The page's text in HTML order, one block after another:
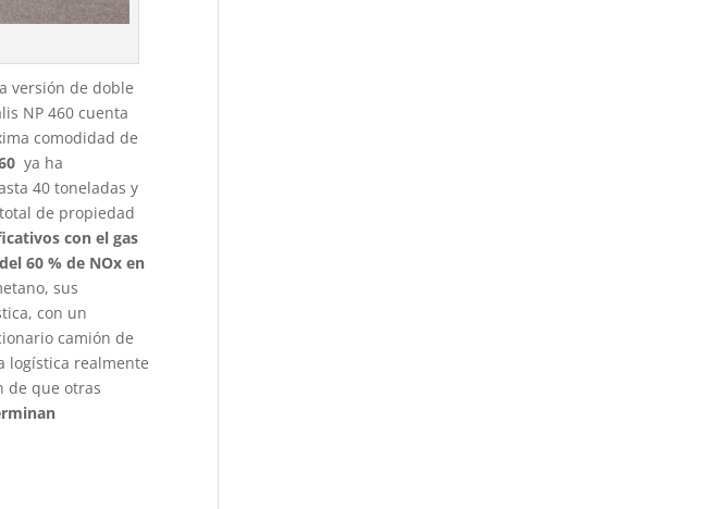
versión de doble
NP 460 cuenta
comodidad de
ya ha
40 toneladas y
de propiedad
con el gas
60 % de NOx en
sus
con un
camión de
logística realmente
de que otras